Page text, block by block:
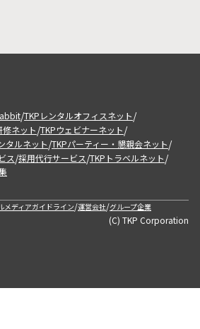
/TKPレンタルオフィスネット/
修ネット/TKPウェビナーネット/
タルネット/TKPパーティー・懇親会ネット/
ス/採用代行サービス/TKPトラベルネット/
メディアガイドライン/運営会社/グループ企業
(C) TKP Corporation